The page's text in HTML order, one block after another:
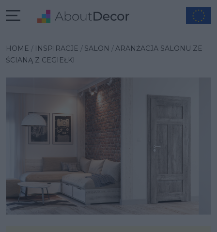
HOME INSPIRACJE SALON
ARANŻACJA SALONU ZE
ŚCIANĄ Z CEGIEŁKI